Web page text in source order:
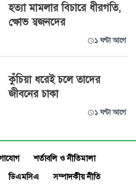
হত্যা মামলার বিচারে ধীরগতি,
ক্ষোভ স্বজনদের
১ ঘণ্টা আগে
কুঁচিয়া ধরেই চলে তাদের
জীবনের চাকা
১ ঘণ্টা আগে
শর্তাবলি ও নীতিমালা
ডিএমসিএ সম্পাদকীয় নীতি